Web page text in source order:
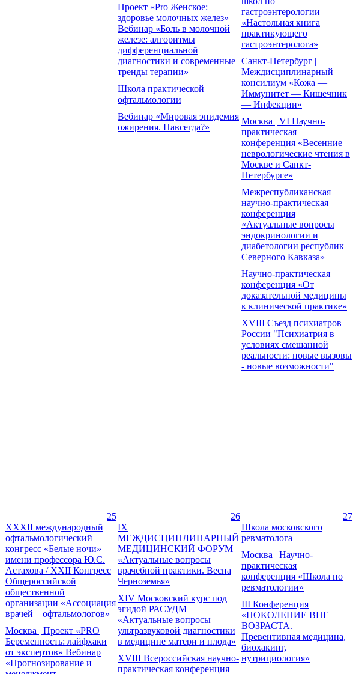
Проект «Pro Женское:
здоровье молочных желез»
Вебинар «Боль в молочной
железе: алгоритмы
дифференциальной
диагностики и современные
тренды терапии»
Школа практической
офтальмологии
Вебинар «Мировая эпидемия
ожирения. Навсегда?»
гастроэнтерологии
«Настольная книга
практикующего
гастроэнтеролога»
Санкт-Петербург |
Междисциплинарный
консилиум «Кожа —
Иммунитет — Кишечник
— Инфекции»
Москва | VI Научно-
практическая
конференция «Весенние
неврологические чтения в
Москве и Санкт-
Петербурге»
Межреспубликанская
научно-практическая
конференция
«Актуальные вопросы
эндокринологии и
диабетологии республик
Северного Кавказа»
Научно-практическая
конференция «От
доказательной медицины
к клинической практике»
XVIII Съезд психиатров
России "Психиатрия в
условиях смешанной
реальности: новые вызовы
- новые возможности"
25
XXXII международный
офтальмологический
конгресс «Белые ночи»
имени профессора Ю.С.
Астахова / XXII Конгресс
Общероссийской
общественной
организации «Ассоциация
врачей – офтальмологов»
Москва | Проект «PRO
Беременность: лайфхаки
от экспертов» Вебинар
«Прогнозирование и
26
IX
МЕЖДИСЦИПЛИНАРНЫЙ
МЕДИЦИНСКИЙ ФОРУМ
«Актуальные вопросы
врачебной практики. Весна
Черноземья»
XIV Московский курс под
эгидой РАСУДМ
«Актуальные вопросы
ультразвуковой диагностики
в медицине матери и плода»
XVIII Всероссийская научно-
практическая конференция
27
Школа московского
ревматолога
Москва | Научно-
практическая
конференция «Школа по
ревматологии»
III Конференция
«ПОКОЛЕНИЕ ВНЕ
ВОЗРАСТА.
Превентивная медицина,
биохакинг,
нутрициология»